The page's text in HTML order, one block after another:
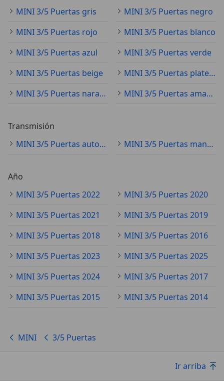
MINI 3/5 Puertas gris
MINI 3/5 Puertas negro
MINI 3/5 Puertas rojo
MINI 3/5 Puertas blanco
MINI 3/5 Puertas azul
MINI 3/5 Puertas verde
MINI 3/5 Puertas beige
MINI 3/5 Puertas plateado
MINI 3/5 Puertas naranja
MINI 3/5 Puertas amarillo
Transmisión
MINI 3/5 Puertas automático
MINI 3/5 Puertas manual
Año
MINI 3/5 Puertas 2022
MINI 3/5 Puertas 2020
MINI 3/5 Puertas 2021
MINI 3/5 Puertas 2019
MINI 3/5 Puertas 2018
MINI 3/5 Puertas 2016
MINI 3/5 Puertas 2023
MINI 3/5 Puertas 2025
MINI 3/5 Puertas 2024
MINI 3/5 Puertas 2017
MINI 3/5 Puertas 2015
MINI 3/5 Puertas 2014
MINI 3/5 Puertas
Ir arriba